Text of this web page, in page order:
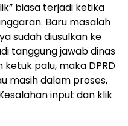
biasa terjadi ketika
Baru masalah
sudah diusulkan ke
tanggung jawab dinas
ketuk palu, maka DPRD
masih dalam proses,
input dan klik